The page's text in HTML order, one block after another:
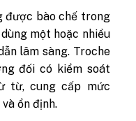
được bào chế trong
một hoặc nhiều
lâm sàng. Troche
đối có kiểm soát
từ, cung cấp mức
ổn định.